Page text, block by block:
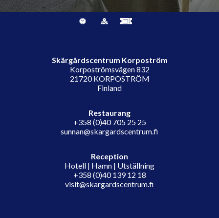
Skärgårdscentrum Korpoström
Korpoströmsvägen 832
21720 KORPOSTRÖM
Finland
Restaurang
+358 (0)40 705 25 25
sunnan@skargardscentrum.fi
Reception
Hotell | Hamn | Utställning
+358 (0)40 139 12 18
visit@skargardscentrum.fi